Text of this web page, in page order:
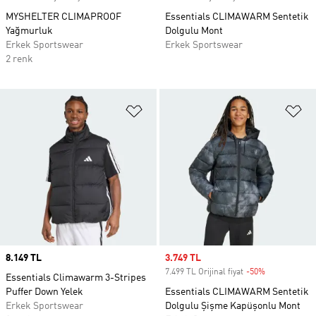
MYSHELTER CLIMAPROOF
Yağmurluk
Erkek Sportswear
2 renk
Essentials CLIMAWARM Sentetik
Dolgulu Mont
Erkek Sportswear
Favori Listesine Ekle
Price
8.149 TL
Essentials Climawarm 3-Stripes
Puffer Down Yelek
Erkek Sportswear
Sale price
3.749 TL
7.499 TL Orijinal fiyat -50%
Essentials CLIMAWARM Sentetik
Dolgulu Şişme Kapüşonlu Mont